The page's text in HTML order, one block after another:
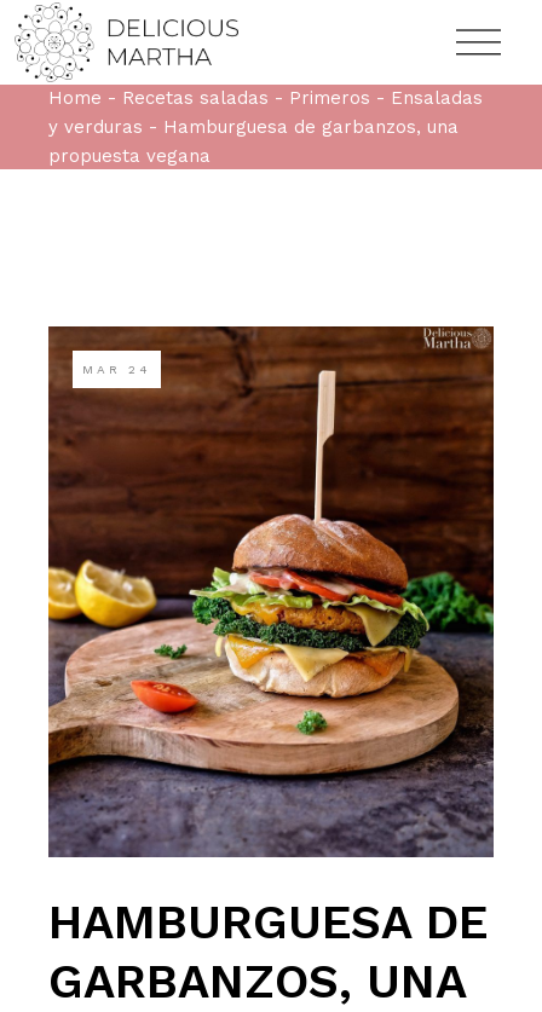
Home Recetas saladas Primeros
Ensaladas
y verduras
Hamburguesa de garbanzos, una
propuesta vegana
MAR 24
HAMBURGUESA DE
GARBANZOS, UNA